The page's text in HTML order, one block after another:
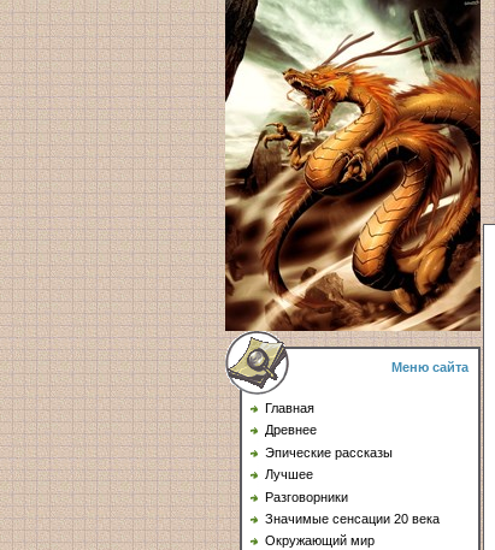
Меню сайта
Главная
Древнее
Эпические рассказы
Лучшее
Разговорники
Значимые сенсации 20 века
Окружающий мир